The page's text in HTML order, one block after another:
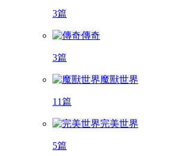
3篇
傳奇
3篇
魔獸世界
11篇
完美世界
5篇